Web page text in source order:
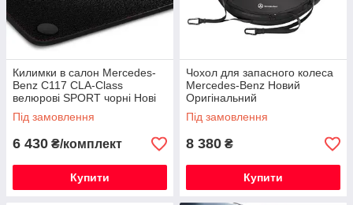
Килимки в салон Mercedes-
Benz C117 CLA-Class
велюрові SPORT чорні Нові
Оригінальні
Під замовлення
6 430 ₴/комплект
Купити
Чохол для запасного колеса
Mercedes-Benz Новий
Оригінальний
Під замовлення
8 380 ₴
Купити